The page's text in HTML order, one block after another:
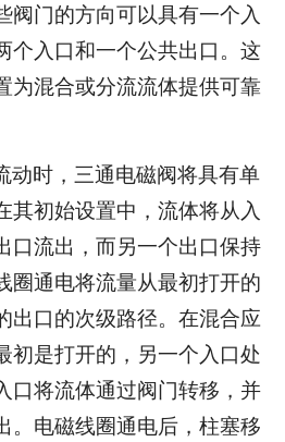
阀门的方向可以具有一个入
个入口和一个公共出口。这
为混合或分流流体提供可靠
动时，三通电磁阀将具有单
其初始设置中，流体将从入
口流出，而另一个出口保持
圈通电将流量从最初打开的
出口的次级路径。在混合应
初是打开的，另一个入口处
口将流体通过阀门转移，并
。电磁线圈通电后，柱塞移